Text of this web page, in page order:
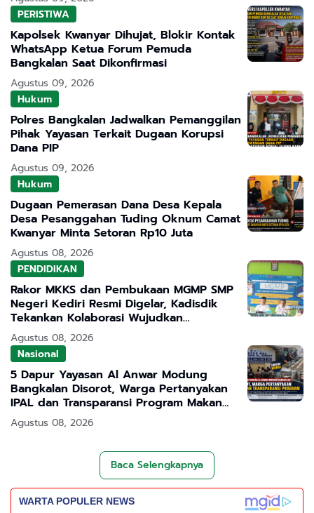
PERISTIWA
Kapolsek Kwanyar Dihujat, Blokir Kontak
WhatsApp Ketua Forum Pemuda
Bangkalan Saat Dikonfirmasi
Agustus 09, 2026
Hukum
Polres Bangkalan Jadwalkan Pemanggilan
Pihak Yayasan Terkait Dugaan Korupsi
Dana PIP
Agustus 09, 2026
Hukum
Dugaan Pemerasan Dana Desa Kepala
Desa Pesanggahan Tuding Oknum Camat
Kwanyar Minta Setoran Rp10 Juta
Agustus 08, 2026
PENDIDIKAN
Rakor MKKS dan Pembukaan MGMP SMP
Negeri Kediri Resmi Digelar, Kadisdik
Tekankan Kolaborasi Wujudkan
Pendidikan Bermutu
Agustus 08, 2026
Nasional
5 Dapur Yayasan Al Anwar Modung
Bangkalan Disorot, Warga Pertanyakan
IPAL dan Transparansi Program Makan
Bergizi Gratis
Agustus 08, 2026
Baca Selengkapnya